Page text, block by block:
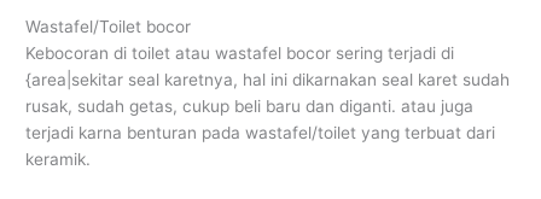
Wastafel/Toilet bocor
Kebocoran di toilet atau wastafel bocor sering terjadi di
{area|sekitar seal karetnya, hal ini dikarnakan seal karet sudah
rusak, sudah getas, cukup beli baru dan diganti. atau juga
terjadi karna benturan pada wastafel/toilet yang terbuat dari
keramik.